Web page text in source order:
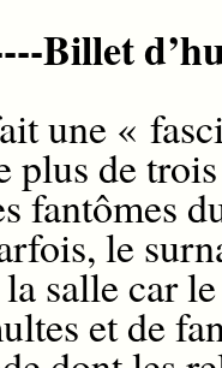
Billet
une «
plus de
fantômes
le
salle carl
et de